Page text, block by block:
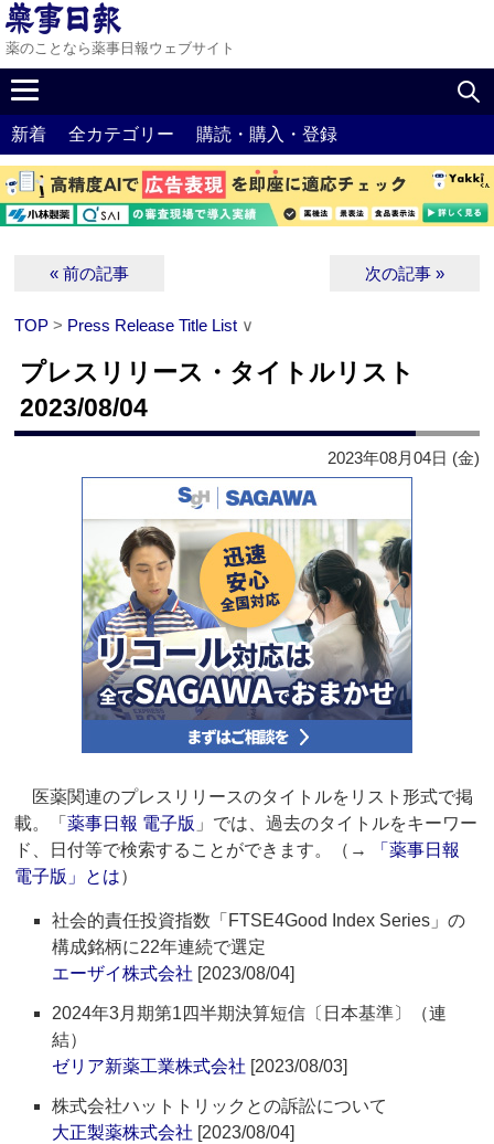
薬のことなら薬事日報ウェブサイト
新着 全カテゴリー 購読・購入・登録
« 前の記事 次の記事 »
TOP > Press Release Title List ∨
プレスリリース・タイトルリスト
2023/08/04
2023年08月04日 (金)
医薬関連のプレスリリースのタイトルをリスト形式で掲
載。「薬事日報 電子版 」では、過去のタイトルをキーワー
ド、日付等で検索することができます。（→
「薬事日報
電子版」とは）
社会的責任投資指数「FTSE4Good Index Series」の
構成銘柄に22年連続で選定
エーザイ株式会社 [2023/08/04]
2024年3月期第1四半期決算短信〔日本基準〕（連
結）
ゼリア新薬工業株式会社 [2023/08/03]
株式会社ハットトリックとの訴訟について
大正製薬株式会社 [2023/08/04]